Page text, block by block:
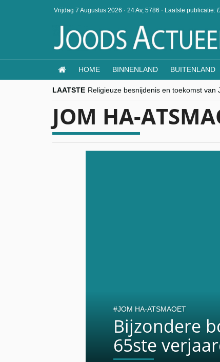
Vrijdag 7 Augustus 2026 · 24 Av, 5786 · Laatste publicatie:
HOME BINNENLAND BUITENLAND
LAATSTE Religieuze besnijdenis en toekomst
“Besnijdenisdebat toont hoe moeilijk
CITYTRIP | ROEMENIË – Boekarest:
“Vandaag zit elke Jood in België op de
goKosher lanceert nieuwe website en
JOM HA-
Bijzondere
65ste
JOM HA-ATSMAOET